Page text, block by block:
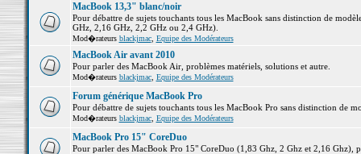
MacBook 13,3" blanc/noir
Pour débattre de sujets touchants tous les MacBook sans distinction de
GHz, 2,16 GHz, 2,2 GHz ou 2,4 GHz).
Mod�rateurs blackjmac, Equipe des Modérateurs
MacBook Air avant 2010
Pour parler des MacBook Air, problèmes matériels, solutions et autre.
Mod�rateurs blackjmac, Equipe des Modérateurs
Forum générique MacBook Pro
Pour débattre de sujets touchants tous les MacBook Pro sans distinction de
Mod�rateurs blackjmac, Equipe des Modérateurs
MacBook Pro 15" CoreDuo
Pour parler des MacBook Pro 15" CoreDuo (1,83 Ghz, 2 Ghz et 2,16 Ghz),